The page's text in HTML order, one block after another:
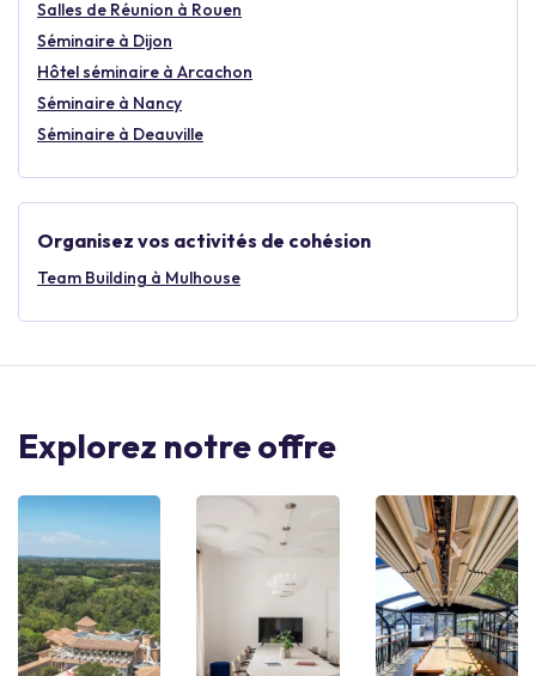
Salles de Réunion à Rouen
Séminaire à Dijon
Hôtel séminaire à Arcachon
Séminaire à Nancy
Séminaire à Deauville
Organisez vos activités de cohésion
Team Building à Mulhouse
Explorez notre offre